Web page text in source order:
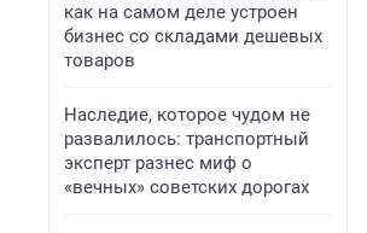
как на самом деле устроен
бизнес со складами дешевых
товаров
Наследие, которое чудом не
развалилось: транспортный
эксперт разнес миф о
«вечных» советских дорогах